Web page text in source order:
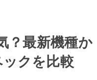
？最新機種か
クを比較